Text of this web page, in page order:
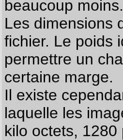
beaucoup
Les dimensions
fichier. Le poids
permettre un
certaine marge.
Il existe
laquelle les
kilo octets,